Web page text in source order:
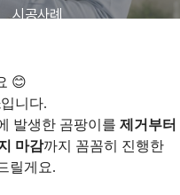
시공사례
😊
입니다.
발생한 곰팡이를 제거부터
마감까지 꼼꼼히 진행한
릴게요.